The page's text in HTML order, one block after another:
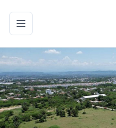
Toggle navigation menu